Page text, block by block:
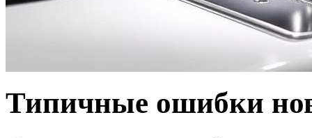
Типичные ошибки